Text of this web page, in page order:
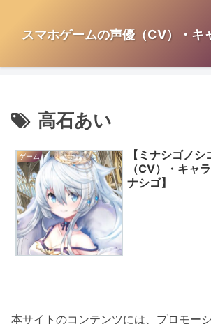
スマホゲームの声優（CV）・キ
高石あい
ゲーム
【ミナシゴノ
（CV）・キャ
ナシゴ】
本サイトのコンテンツには、プロモー